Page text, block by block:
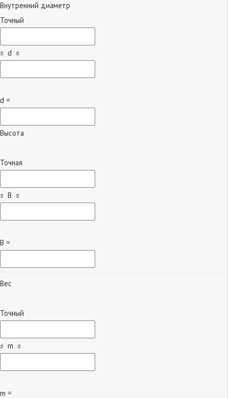
Внутренний диаметр
Точный
≤ d ≤
d =
Высота
Точная
≤ B ≤
B =
Вес
Точный
≤ m ≤
m =